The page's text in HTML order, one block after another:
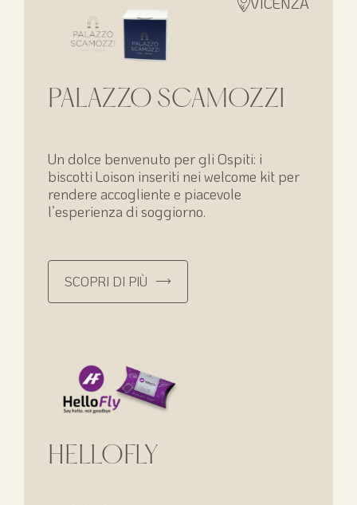
PALAZZO SCAMOZZI
Un dolce benvenuto per gli Ospiti: i
biscotti Loison inseriti nei welcome kit per
rendere accogliente e piacevole
l’esperienza di soggiorno.
SCOPRI DI PIÙ
HELLOFLY